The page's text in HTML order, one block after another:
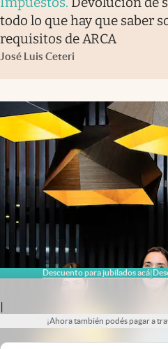
Descuento para jubilados acá|
|
¡Ahora también podés pagar a
todo lo que hay que saber
requisitos de ARCA
José Luis Ceteri